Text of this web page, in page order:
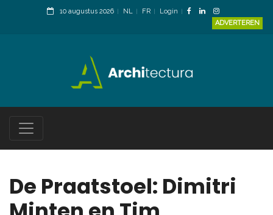
10 augustus 2026 NL FR
Login
ADVERTEREN
De Praatstoel: Dimitri